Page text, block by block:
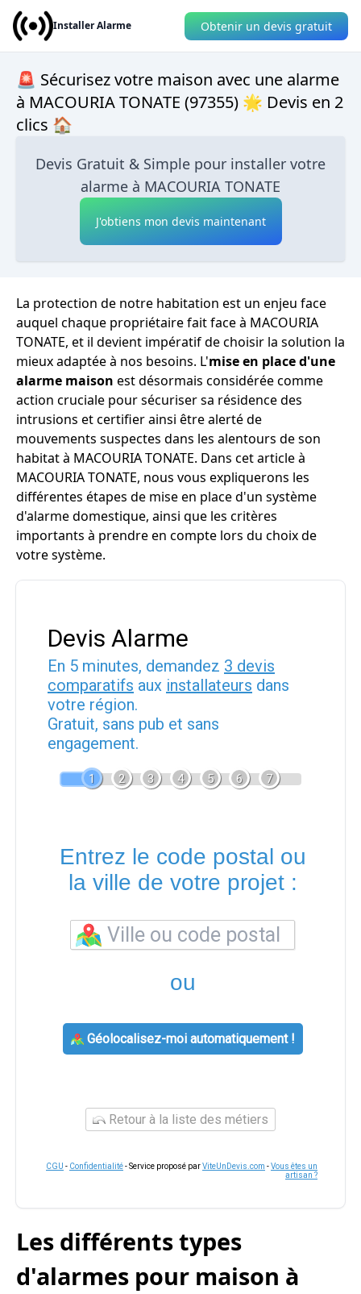
Installer Alarme Obtenir un devis gratuit
🚨 Sécurisez votre maison avec une alarme
à MACOURIA TONATE (97355) 🌟 Devis en 2
clics 🏠
Devis Gratuit & Simple pour installer votre
alarme à MACOURIA TONATE
J'obtiens mon devis maintenant
La protection de notre habitation est un enjeu face
auquel chaque propriétaire fait face à MACOURIA
TONATE, et il devient impératif de choisir la solution la
mieux adaptée à nos besoins. L'mise en place d'une
alarme maison est désormais considérée comme
action cruciale pour sécuriser sa résidence des
intrusions et certifier ainsi être alerté de
mouvements suspectes dans les alentours de son
habitat à MACOURIA TONATE. Dans cet article à
MACOURIA TONATE, nous vous expliquerons les
différentes étapes de mise en place d'un système
d'alarme domestique, ainsi que les critères
importants à prendre en compte lors du choix de
votre système.
Devis Alarme
En 5 minutes, demandez 3 devis
comparatifs aux installateurs dans
votre région.
Gratuit, sans pub et sans
engagement.
1 2 3 4 5 6 7
Entrez le code postal ou
la ville de votre projet :
ou
Géolocalisez-moi automatiquement !
Retour à la liste des métiers
CGU - Confidentialité- Service proposé parViteUnDevis.com -Vous êtes un
artisan ?
Les différents types
d'alarmes pour maison à